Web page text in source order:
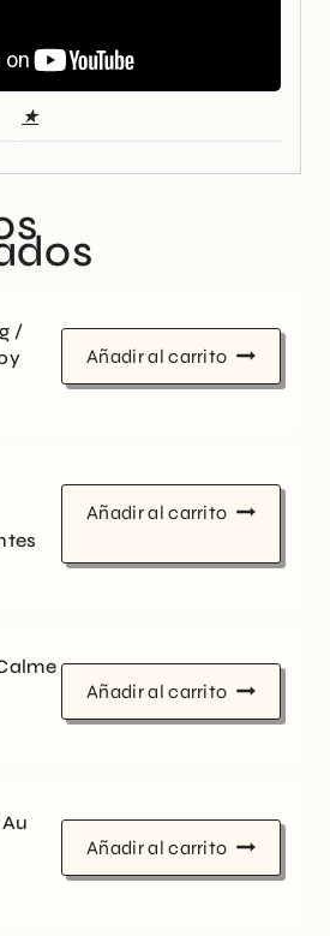
★
/
Añadir al carrito
Añadir al carrito
Añadir al carrito
Añadir al carrito